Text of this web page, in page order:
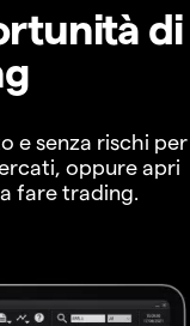
di
e senza rischi per
oppure apri
fare trading.